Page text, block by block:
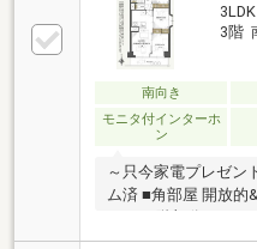
3階
南向き
モニタ付インターホ
ン
～只今家電プレゼン
ム済 ■角部屋 開放的